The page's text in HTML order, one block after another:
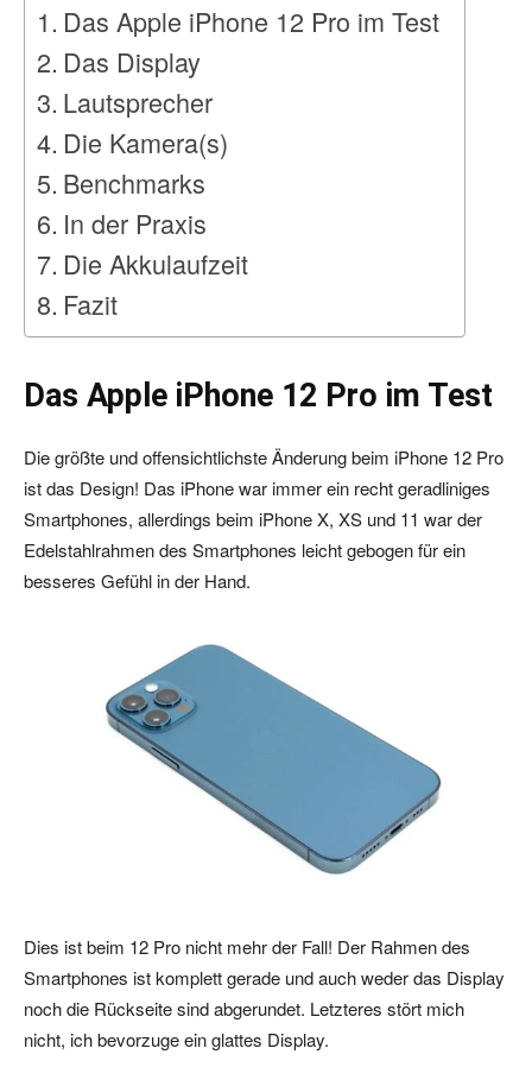
Das Apple iPhone 12 Pro im Test
Das Display
Lautsprecher
Die Kamera(s)
Benchmarks
In der Praxis
Die Akkulaufzeit
Fazit
Das Apple iPhone 12 Pro im Test
Die größte und offensichtlichste Änderung beim iPhone 12 Pro
ist das Design! Das iPhone war immer ein recht geradliniges
Smartphones, allerdings beim iPhone X, XS und 11 war der
Edelstahlrahmen des Smartphones leicht gebogen für ein
besseres Gefühl in der Hand.
Dies ist beim 12 Pro nicht mehr der Fall! Der Rahmen des
Smartphones ist komplett gerade und auch weder das Display
noch die Rückseite sind abgerundet. Letzteres stört mich
nicht, ich bevorzuge ein glattes Display.